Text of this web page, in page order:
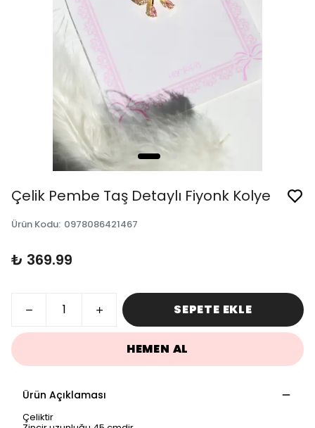
Çelik Pembe Taş Detaylı Fiyonk Kolye
Ürün Kodu: 0978086421467
₺ 369.99
SEPETE EKLE
HEMEN AL
Ürün Açıklaması
Çeliktir